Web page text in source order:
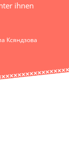
ihnen
Ксяндзова